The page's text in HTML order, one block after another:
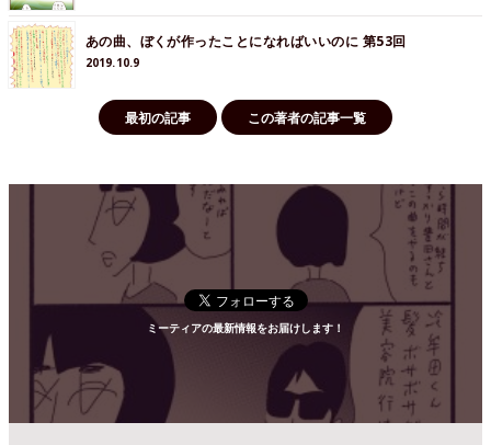
あの曲、ぼくが作ったことになればいいのに 第53回
2019.10.9
最初の記事 この著者の記事一覧
ミーティアの最新情報をお届けします！